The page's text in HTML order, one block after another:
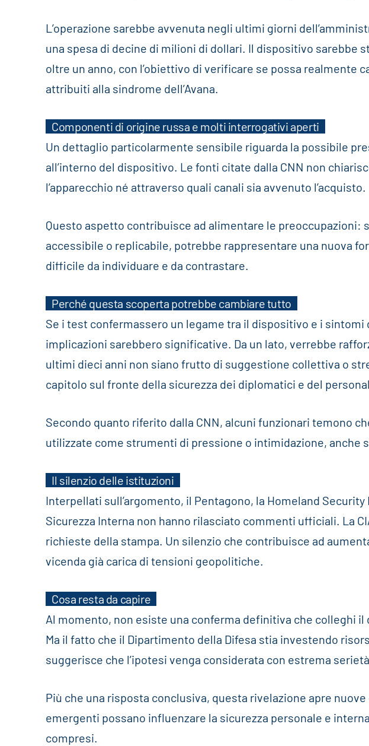
L’operazione sarebbe avvenuta negli ultimi giorni
una spesa di decine di milioni di dollari. Il dispositivo sarebbe
oltre un anno, con l’obiettivo di verificare se possa realmente
attribuiti alla sindrome dell’Avana.
Componenti di origine russa e molti interrogativi aperti
Un dettaglio particolarmente sensibile riguarda la possibile
all’interno del dispositivo. Le fonti citate dalla CNN non
l’apparecchio né attraverso quali canali sia avvenuto l’acquisto.
Questo aspetto contribuisce ad alimentare le preoccupazioni:
accessibile o replicabile, potrebbe rappresentare una nuova
difficile da individuare e da contrastare.
Perché questa scoperta potrebbe cambiare tutto
Se i test confermassero un legame tra il dispositivo e i sintomi
implicazioni sarebbero significative. Da un lato, verrebbe
ultimi dieci anni non siano frutto di suggestione collettiva o
capitolo sul fronte della sicurezza dei diplomatici e del
Secondo quanto riferito dalla CNN, alcuni funzionari temono
utilizzate come strumenti di pressione o intimidazione, anche
Il silenzio delle istituzioni
Interpellati sull’argomento, il Pentagono, la Homeland
Sicurezza Interna non hanno rilasciato commenti ufficiali. La
richieste della stampa. Un silenzio che contribuisce ad
vicenda già carica di tensioni geopolitiche.
Cosa resta da capire
Al momento, non esiste una conferma definitiva che colleghi il
Ma il fatto che il Dipartimento della Difesa stia investendo
suggerisce che l’ipotesi venga considerata con estrema
Più che una risposta conclusiva, questa rivelazione apre
emergenti possano influenzare la sicurezza personale e
compresi.